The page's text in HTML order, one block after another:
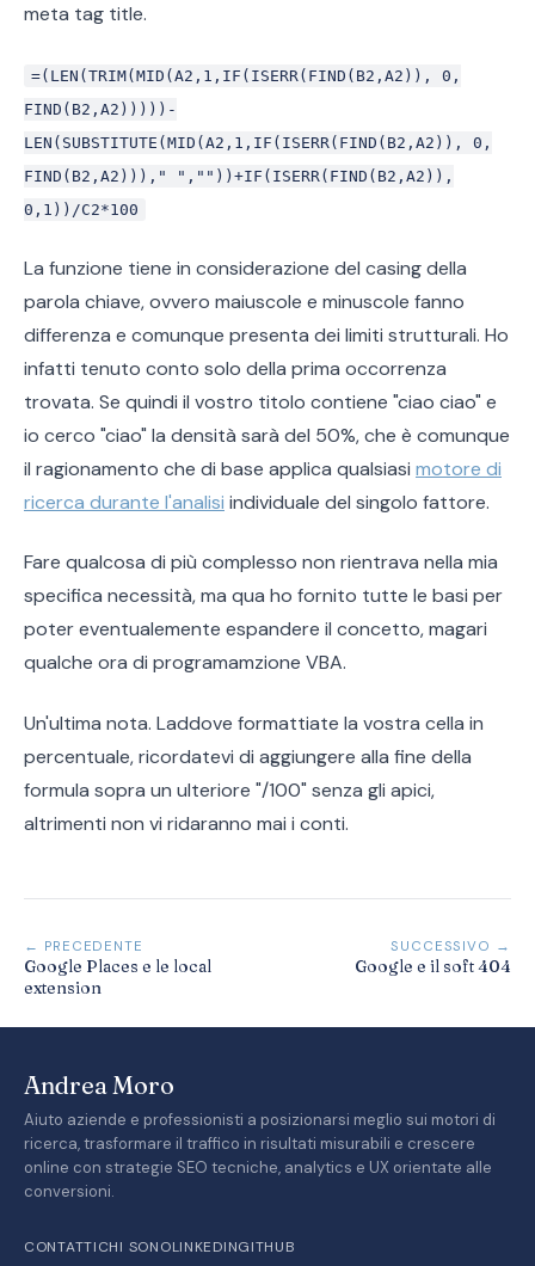
meta tag title.
=(LEN(TRIM(MID(A2,1,IF(ISERR(FIND(B2,A2)), 0,
FIND(B2,A2)))))-
LEN(SUBSTITUTE(MID(A2,1,IF(ISERR(FIND(B2,A2)), 0,
FIND(B2,A2)))," ",""))+IF(ISERR(FIND(B2,A2)),
0,1))/C2*100
La funzione tiene in considerazione del casing della
parola chiave, ovvero maiuscole e minuscole fanno
differenza e comunque presenta dei limiti strutturali. Ho
infatti tenuto conto solo della prima occorrenza
trovata. Se quindi il vostro titolo contiene "ciao ciao" e
io cerco "ciao" la densità sarà del 50%, che è comunque
il ragionamento che di base applica qualsiasi motore di
ricerca durante l'analisi individuale del singolo fattore.
Fare qualcosa di più complesso non rientrava nella mia
specifica necessità, ma qua ho fornito tutte le basi per
poter eventualemente espandere il concetto, magari
qualche ora di programamzione VBA.
Un'ultima nota. Laddove formattiate la vostra cella in
percentuale, ricordatevi di aggiungere alla fine della
formula sopra un ulteriore "/100" senza gli apici,
altrimenti non vi ridaranno mai i conti.
← PRECEDENTE
Google Places e le local
extension
SUCCESSIVO →
Google e il soft 404
Andrea Moro
Aiuto aziende e professionisti a posizionarsi meglio sui motori di
ricerca, trasformare il traffico in risultati misurabili e crescere
online con strategie SEO tecniche, analytics e UX orientate alle
conversioni.
CONTATTICHI SONOLINKEDINGITHUB